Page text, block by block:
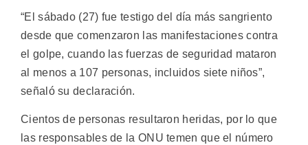
“El sábado (27) fue testigo del día más sangriento
desde que comenzaron las manifestaciones contra
el golpe, cuando las fuerzas de seguridad mataron
al menos a 107 personas, incluidos siete niños”,
señaló su declaración.
Cientos de personas resultaron heridas, por lo que
las responsables de la ONU temen que el número